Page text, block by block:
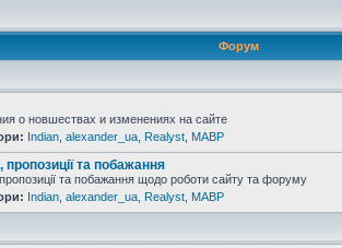
Форум
о новшествах и изменениях на сайте
Indian alexander_ua Realyst MABP
пропозиції та побажання
та побажання щодо роботи сайту та форуму
Indian alexander_ua Realyst MABP